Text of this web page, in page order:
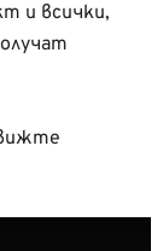
и всички,